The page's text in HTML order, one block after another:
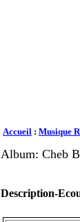
Accueil : Musique
Album: Cheb
Description-